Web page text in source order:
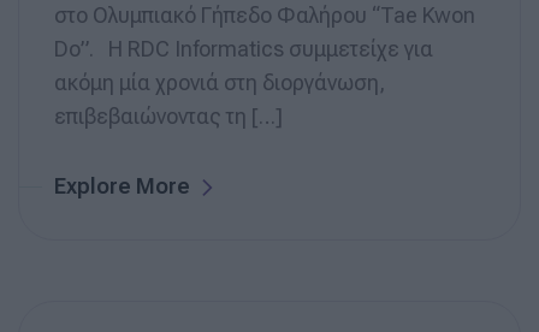
στο Ολυμπιακό Γήπεδο Φαλήρου “Tae Kwon
Do”. Η RDC Informatics συμμετείχε για
ακόμη μία χρονιά στη διοργάνωση,
επιβεβαιώνοντας τη […]
Explore More